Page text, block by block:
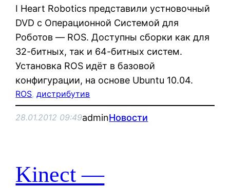
I Heart Robotics представили устновочный
DVD с Операционной Системой для
Роботов — ROS. Доступны сборки как для
32-битных, так и 64-битных систем.
Установка ROS идёт в базовой
конфигурации, на основе Ubuntu 10.04.
ROS, дистрибутив
28.01.2012 09:49adminНовости
Kinect —